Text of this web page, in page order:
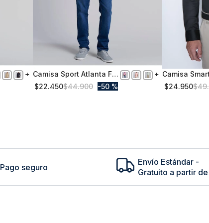
S
Camisa Sport Atlanta F
Fucsia
$22.450$44.900 50 %
S
Camisa
Dublin
$24.950$49.
Pago seguro
Envío Estándar -
Gratuito a partir